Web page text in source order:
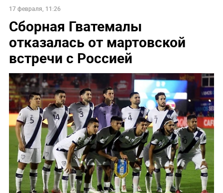
17 февраля, 11:26
Сборная Гватемалы
отказалась от мартовской
встречи с Россией